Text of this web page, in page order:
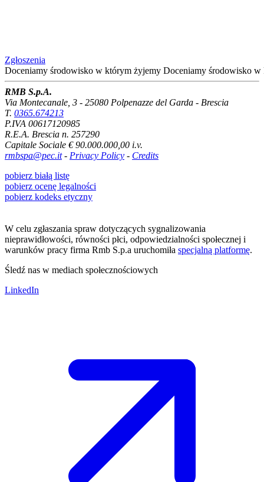
Zgłoszenia
Doceniamy środowisko w którym żyjemy Doceniamy środowisko w
RMB S.p.A.
Via Montecanale, 3 - 25080 Polpenazze del Garda - Brescia
T. 0365.674213
P.IVA 00617120985
R.E.A. Brescia n. 257290
Capitale Sociale € 90.000.000,00 i.v.
rmbspa@pec.it- Privacy Policy - Credits
pobierz białą listę
pobierz ocenę legalności
pobierz kodeks etyczny
W celu zgłaszania spraw dotyczących sygnalizowania
nieprawidłowości, równości płci, odpowiedzialności społecznej i
warunków pracy firma Rmb S.p.a uruchomiła specjalną platformę.
Śledź nas w mediach społecznościowych
LinkedIn